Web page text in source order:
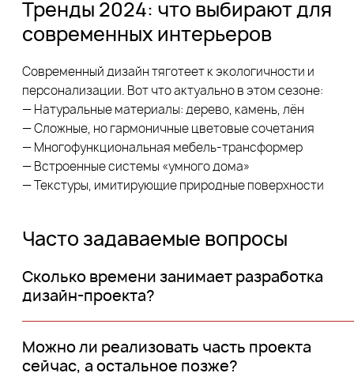
Тренды 2024: что выбирают для
современных интерьеров
Современный дизайн тяготеет к экологичности и
персонализации. Вот что актуально в этом сезоне:
— Натуральные материалы: дерево, камень, лён
— Сложные, но гармоничные цветовые сочетания
— Многофункциональная мебель-трансформер
— Встроенные системы «умного дома»
— Текстуры, имитирующие природные поверхности
Часто задаваемые вопросы
Сколько времени занимает разработка
дизайн-проекта?
Можно ли реализовать часть проекта
сейчас, а остальное позже?